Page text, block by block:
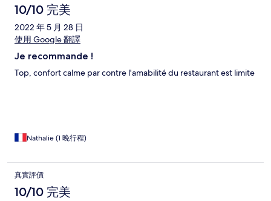
10/10 完美
2022 年 5 月 28 日
使用 Google 翻譯
Je recommande !
Top, confort calme par contre l'amabilité du restaurant est limite
Nathalie (1 晚行程)
真實評價
10/10 完美